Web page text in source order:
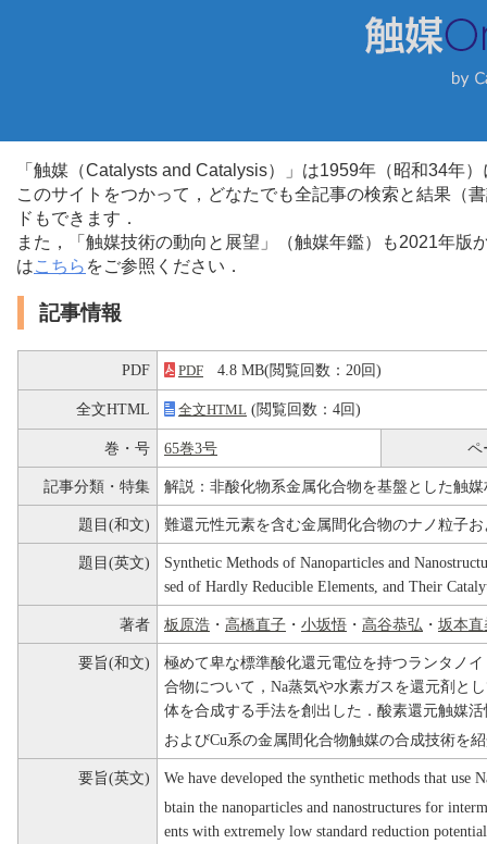
「触媒（Catalysts and Catalysis）」は1959年（昭和34年
このサイトをつかって，どなたでも全記事の検索と結果（
ドもできます．
また，「触媒技術の動向と展望」（触媒年鑑）も2021年
はこちら をご参照ください．
記事情報
PDF PDF 4.8 MB(閲覧回数：20回)
全文HTML 全文HTML (閲覧回数：4回)
巻・号 65巻3号 ペ
記事分類・特集 解説：非酸化物系金属化合物を基盤とした触
題目(和文) 難還元性元素を含む金属間化合物のナノ粒子
題目(英文)
Synthetic Methods of Nanoparticles and
sed of Hardly Reducible Elements, and Their
著者 板原浩 ・ 高橋直子 ・ 小坂悟 ・ 高谷恭弘 ・ 坂本直
要旨(和文)
極めて卑な標準酸化還元電位を持つランタノ
合物について，Na蒸気や水素ガスを還元剤と
体を合成する手法を創出した．酸素還元触媒活
およびCu系の金属間化合物触媒の合成技術を
要旨(英文)
We have developed the synthetic methods that use
btain the nanoparticles and nanostructures for
ents with extremely low standard reduction